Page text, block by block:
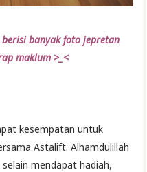
banyak foto jepretan
maklum >_<
kesempatan untuk
Astalift. Alhamdulillah
mendapat hadiah,